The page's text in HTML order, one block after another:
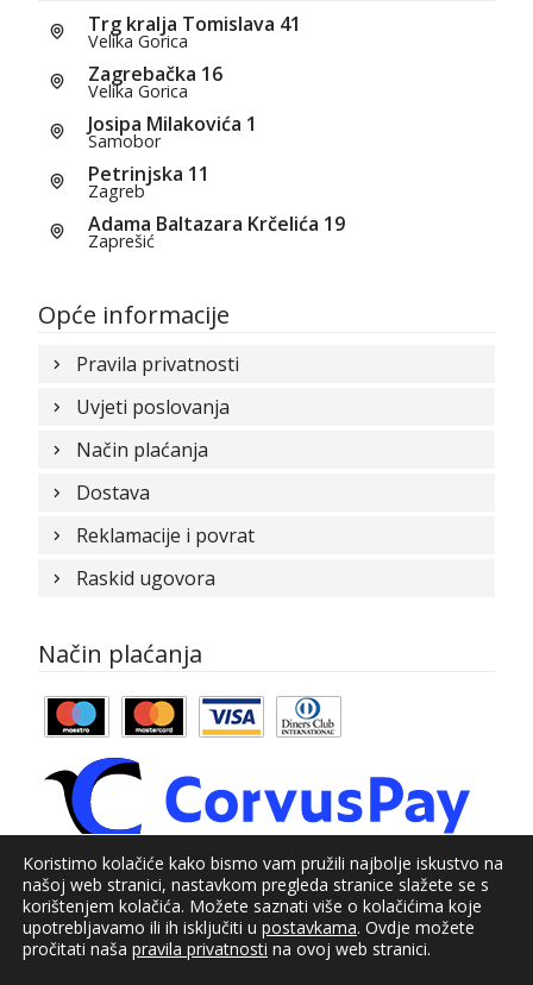
Trg kralja Tomislava 41
Velika Gorica
Zagrebačka 16
Velika Gorica
Josipa Milakovića 1
Samobor
Petrinjska 11
Zagreb
Adama Baltazara Krčelića 19
Zaprešić
Opće informacije
Pravila privatnosti
Uvjeti poslovanja
Način plaćanja
Dostava
Reklamacije i povrat
Raskid ugovora
Način plaćanja
© Kundid 2021
Izrada web shopa: kT dizajn
Koristimo kolačiće kako bismo vam pružili najbolje iskustvo na
našoj web stranici, nastavkom pregleda stranice slažete se s
korištenjem kolačića. Možete saznati više o kolačićima koje
upotrebljavamo ili ih isključiti u postavkama. Ovdje možete
pročitati naša pravila privatnosti na ovoj web stranici.